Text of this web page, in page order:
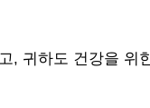
, 귀하도 건강을 위